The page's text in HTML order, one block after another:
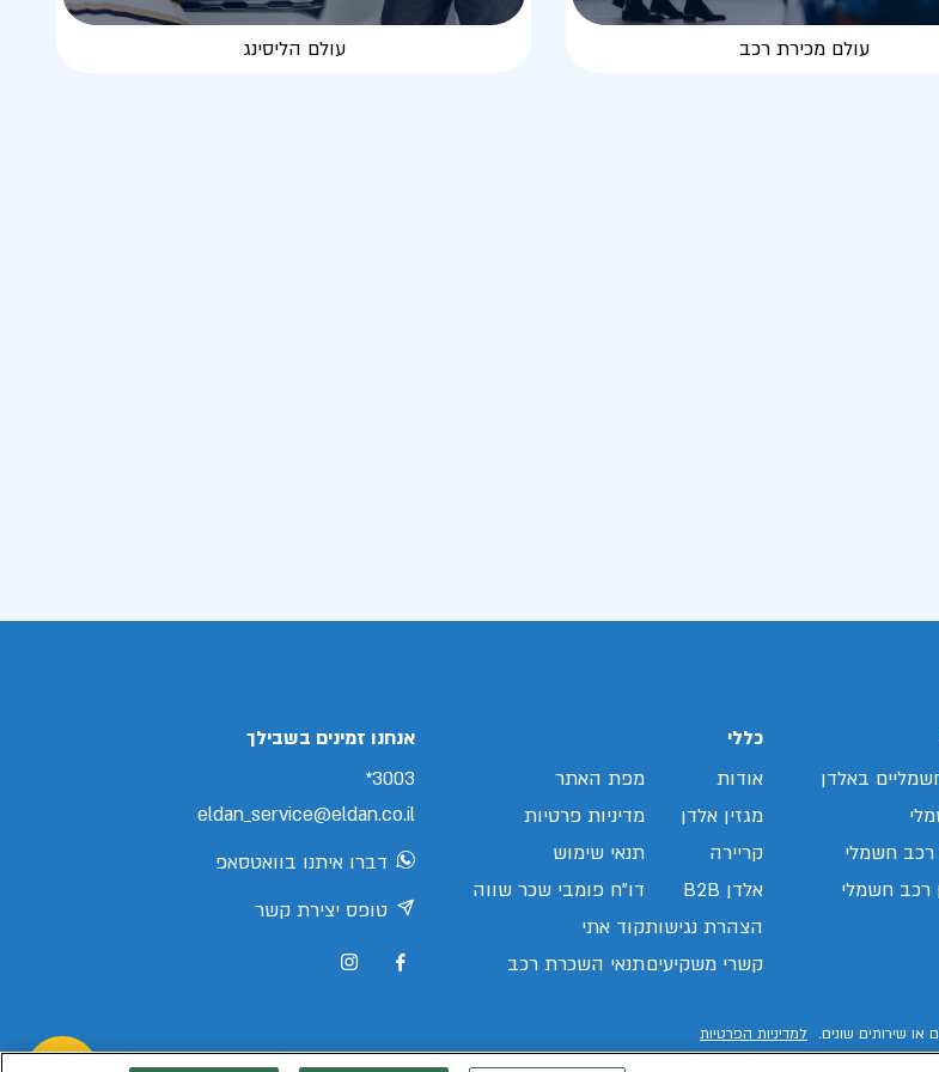
עולם מכירת רכב עולם הליסינג
באלדן
חשמלי
רכב חשמלי
כללי
אודות
מגזין אלדן
קריירה
אלדן B2B
הצהרת נגישות
קשרי משקיעים
מפת האתר
מדיניות פרטיות
תנאי שימוש
דו"ח פומבי שכר שווה
קוד אתי
תנאי השכרת רכב
אנחנו זמינים בשבילך
3003*
eldan_service@eldan.co.il
דברו איתנו בוואטסאפ
טופס יצירת קשר
שירותים שונים. למדיניות הפרטיות